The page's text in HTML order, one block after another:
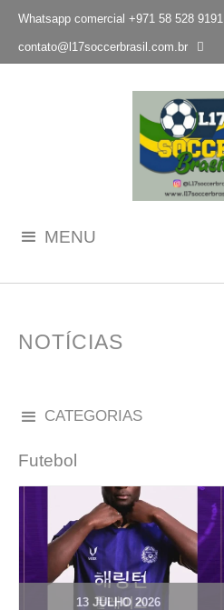
Whatsapp comercial +971 58 528 9191
contato@l17soccerbrasil.com.br
MENU
NOTÍCIAS
CATEGORIAS
Futebol
13 JULHO 2026